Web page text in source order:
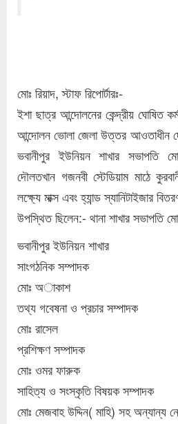
মোঃ রিয়াদ, স্টাফ রিপোর্টারঃ-
ইশা ছাত্র আন্দোলনের কেন্দ্রীয় ঘোষিত
আন্দোলন ভোলা জেলা উত্তর আওতাধীন
ভবানীপুর ইউনিয়ন শাখার সভাপতি
দৌলতখান গজনবী স্টেডিয়াম মাঠে
লক্ষ্যে মাক্স এবং হ্যান্ড স্যানিটাইজার
উপস্থিত ছিলেন:- থানা শাখার সভাপতি
ভবানীপুর ইউনিয়ন শাখার
সাংগঠনিক সম্পাদক
মোঃ অাকাশ
তথ্য গবেষনা ও প্রচার সম্পাদক
মোঃ রাসেল
প্রশিক্ষণ সম্পাদক
মোঃ ওমর ফারুক
সাহিত্য ও সংস্কৃতি বিষয়ক সম্পাদক
মোঃ মেজবাহ উদ্দিন( মাহি) সহ অন্যান্য